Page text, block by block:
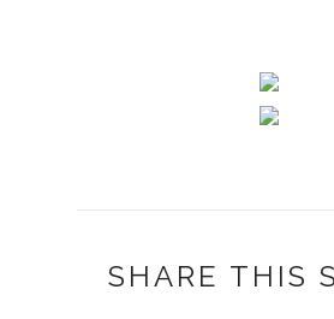
SHARE THIS